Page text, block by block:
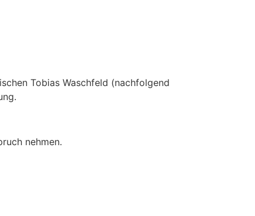
Tobias Waschfeld (nachfolgend
nehmen.